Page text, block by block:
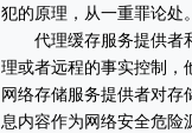
犯的原理，从一重罪论处
代理缓存服务提供者和
理或者远程的事实控制，
网络存储服务提供者对
息内容作为网络安全危险